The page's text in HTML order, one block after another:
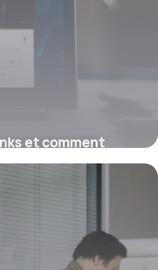
et comment
sur Google